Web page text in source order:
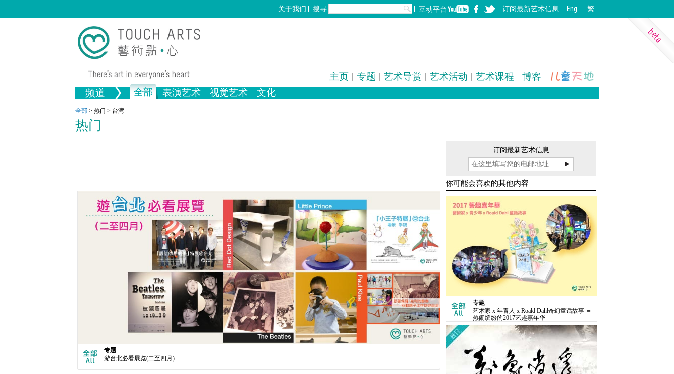
关于我们 搜寻 互动平台 订阅最新艺术信息 Eng 繁
主页 专题 艺术导赏 艺术活动 艺术课程 博客
频道 全部 表演艺术 视觉艺术 文化
音乐
绘画
生活
全部 > 热门 > 台湾
热门
专题
游台北必看展览(二至四月)
订阅最新艺术信息
你可能会喜欢的其他内容
专题
艺术家 x 年青人 x Roald Dahl奇幻童话故事 ＝
热闹缤纷的2017艺趣嘉年华